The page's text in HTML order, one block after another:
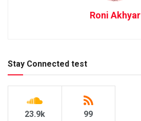
Roni Akhyar
Stay Connected test
23.9k 99